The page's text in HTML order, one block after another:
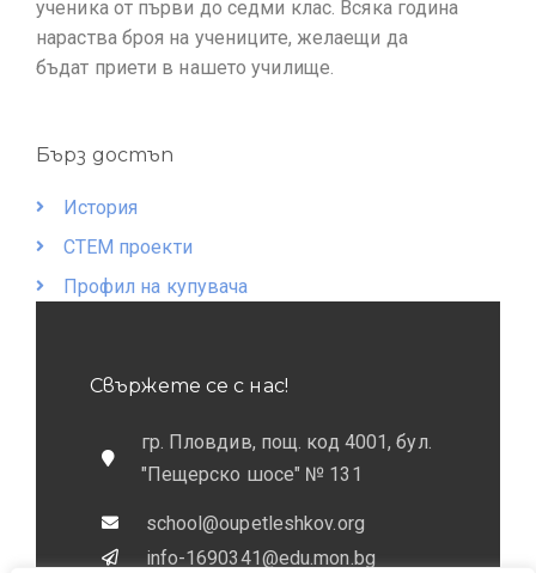
ученика от първи до седми клас. Всяка година
нараства броя на учениците, желаещи да
бъдат приети в нашето училище.
Бърз достъп
История
СТЕМ проекти
Профил на купувача
Свържете се с нас!
гр. Пловдив, пощ. код 4001, бул.
"Пещерско шосе" № 131
school@oupetleshkov.org
info-1690341@edu.mon.bg